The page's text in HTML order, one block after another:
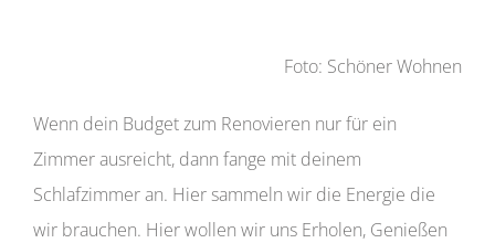
Foto: Schöner Wohnen
Wenn dein Budget zum Renovieren nur für ein
Zimmer ausreicht, dann fange mit deinem
Schlafzimmer an. Hier sammeln wir die Energie die
wir brauchen. Hier wollen wir uns Erholen, Genießen